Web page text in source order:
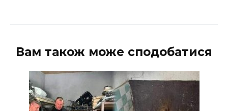
Вам також може сподобатися